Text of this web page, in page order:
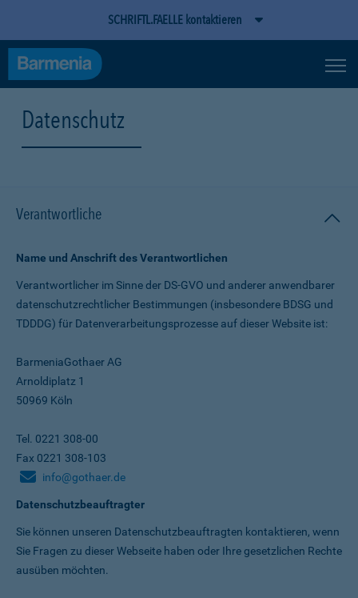
SCHRIFTL.FAELLE kontaktieren
Datenschutz
Verantwortliche
Name und Anschrift des Verantwortlichen
Verantwortlicher im Sinne der DS-GVO und anderer anwendbarer
datenschutz­rechtlicher Bestimmungen (insbesondere BDSG und
TDDDG) für Daten­verarbeitungs­prozesse auf dieser Website ist:
BarmeniaGothaer AG
Arnoldiplatz 1
50969 Köln
Tel. 0221 308-00
Fax 0221 308-103
info@gothaer.de
Datenschutzbeauftragter
Sie können unseren Datenschutz­beauftragten kontaktieren, wenn
Sie Fragen zu dieser Webseite haben oder Ihre gesetzlichen Rechte
ausüben möchten.